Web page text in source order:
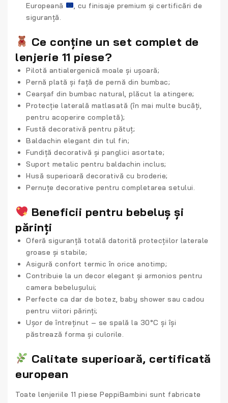
Europeană
, cu finisaje premium și certificări de
siguranță.
Ce conține un set complet de
lenjerie 11 piese?
Pilotă antialergenică moale și ușoară;
Pernă plată și față de pernă din bumbac;
Cearșaf din bumbac natural, plăcut la atingere;
Protecție laterală matlasată (în mai multe bucăți,
pentru acoperire completă);
Fustă decorativă pentru pătuț;
Baldachin elegant din tul fin;
Fundiță decorativă și panglici asortate;
Suport metalic pentru baldachin inclus;
Husă superioară decorativă cu broderie;
Pernuțe decorative pentru completarea setului.
Beneficii pentru bebeluș și
părinți
Oferă siguranță totală datorită protecțiilor laterale
groase și stabile;
Asigură confort termic în orice anotimp;
Contribuie la un decor elegant și armonios pentru
camera bebelușului;
Perfecte ca dar de botez, baby shower sau cadou
pentru viitori părinți;
Ușor de întreținut – se spală la 30°C și își
păstrează forma și culorile.
Calitate superioară, certificată
european
Toate lenjeriile 11 piese PeppiBambini sunt fabricate